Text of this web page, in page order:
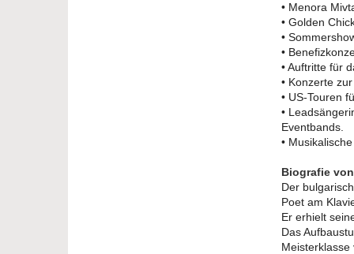
• Menora
• Golden
•
•
• Auftritte für
• Konzerte
• US-Touren
•
Eventbands.
•
Biografie
Der
Poet am
Er erhielt
Das